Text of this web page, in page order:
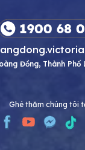
Đồng, Thành Phố
Ghé thăm chúng tôi